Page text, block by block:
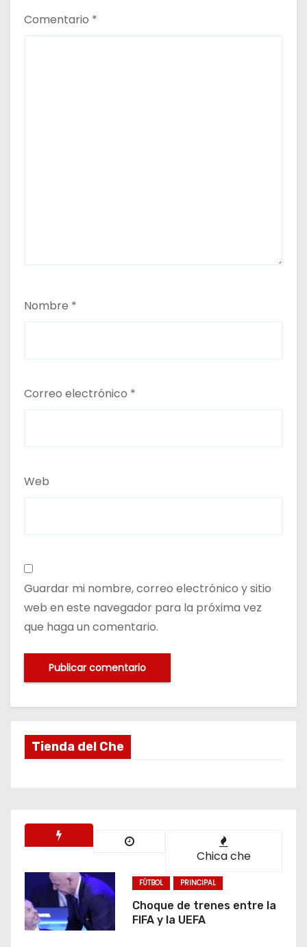
Comentario *
Nombre *
Correo electrónico *
Web
Guardar mi nombre, correo electrónico y sitio
web en este navegador para la próxima vez
que haga un comentario.
Tienda del Che
Chica che
FÚTBOL PRINCIPAL
Choque de trenes entre la
FIFA y la UEFA